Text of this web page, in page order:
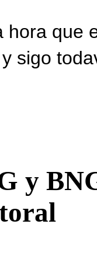
hora que
sigo
y